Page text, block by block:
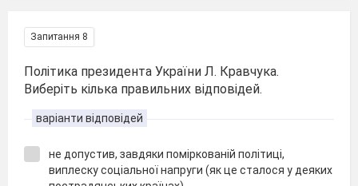
Запитання 8
Політика президента України Л. Кравчука.
Виберіть кілька правильних відповідей.
варіанти відповідей
не допустив, завдяки поміркованій політиці,
виплеску соціальної напруги (як це сталося у деяких